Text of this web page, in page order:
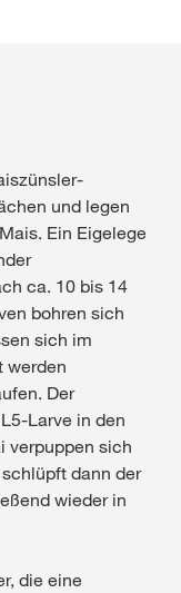
und legen
Ein Eigelege
ca. 10 bis 14
bohren sich
sich im
werden
Der
Larve in den
verpuppen sich
dann der
wieder in
die eine